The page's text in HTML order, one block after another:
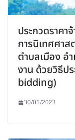
ประกวดราค
การนิเทศศา
ตำบลเมือง อ
งาน ด้วยวิธีป
bidding)
30/01/2023